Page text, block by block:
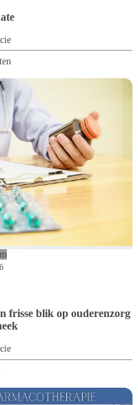
frisse blik op ouderenzorg